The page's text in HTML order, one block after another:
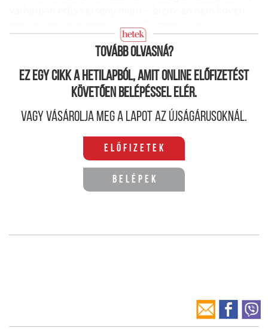
Tovább olvasná?
Ez egy cikk a hetilapból, amit online előfizetést
követően belépéssel elér.
Vagy vásárolja meg a lapot az újságárusoknál.
Előfizetek
Belépek